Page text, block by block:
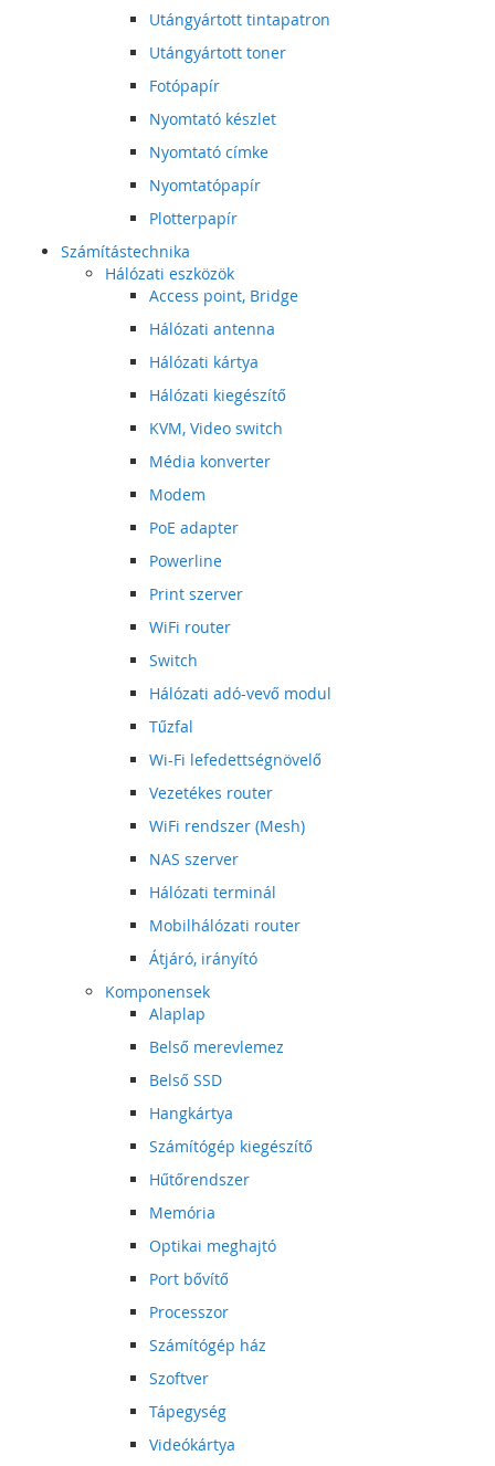
Utángyártott tintapatron
Utángyártott toner
Fotópapír
Nyomtató készlet
Nyomtató címke
Nyomtatópapír
Plotterpapír
Számítástechnika
Hálózati eszközök
Access point, Bridge
Hálózati antenna
Hálózati kártya
Hálózati kiegészítő
KVM, Video switch
Média konverter
Modem
PoE adapter
Powerline
Print szerver
WiFi router
Switch
Hálózati adó-vevő modul
Tűzfal
Wi-Fi lefedettségnövelő
Vezetékes router
WiFi rendszer (Mesh)
NAS szerver
Hálózati terminál
Mobilhálózati router
Átjáró, irányító
Komponensek
Alaplap
Belső merevlemez
Belső SSD
Hangkártya
Számítógép kiegészítő
Hűtőrendszer
Memória
Optikai meghajtó
Port bővítő
Processzor
Számítógép ház
Szoftver
Tápegység
Videókártya